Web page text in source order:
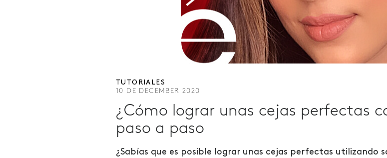
TUTORIALES
10 DE DECEMBER 2020
¿Cómo lograr unas cejas perfectas
paso a paso
¿Sabías que es posible lograr unas cejas perfectas utilizando